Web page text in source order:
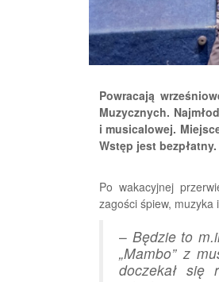
Powracają
Muzycznych.
i musicalowej.
Wstęp jest bezpłatny.
Po wakacyjnej
zagości śpiew, muzyka
– Będzie to
„Mambo” z
doczekał się